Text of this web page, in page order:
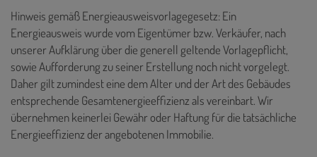
Hinweis gemäß Energieausweisvorlagegesetz: Ein
Energieausweis wurde vom Eigentümer bzw. Verkäufer, nach
unserer Aufklärung über die generell geltende Vorlagepflicht,
sowie Aufforderung zu seiner Erstellung noch nicht vorgelegt.
Daher gilt zumindest eine dem Alter und der Art des Gebäudes
entsprechende Gesamtenergieeffizienz als vereinbart. Wir
übernehmen keinerlei Gewähr oder Haftung für die tatsächliche
Energieeffizienz der angebotenen Immobilie.